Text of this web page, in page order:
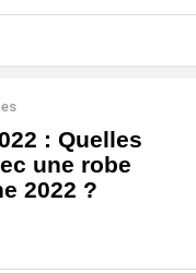
: Quelles
une robe
2022 ?